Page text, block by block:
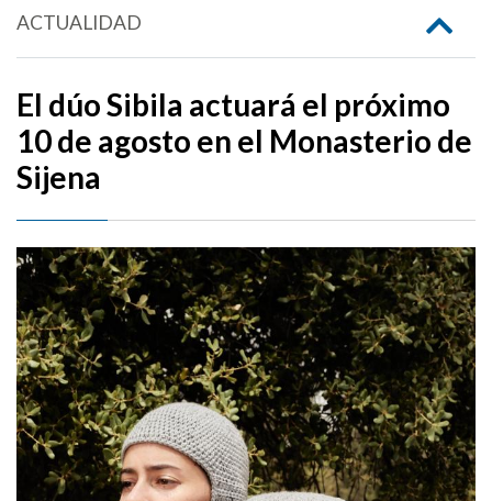
ACTUALIDAD
El dúo Sibila actuará el próximo
10 de agosto en el Monasterio de
Sijena